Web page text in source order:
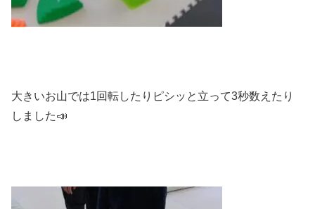
大きいお山では1回転したりピシッと立って3秒数えたり
しました📣